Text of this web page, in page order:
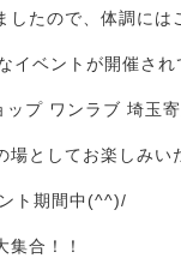
たので、体調には
イベントが開催さ
プ ワンラブ 埼玉
としてお楽しみ
ト期間中(^^)/
集合！！